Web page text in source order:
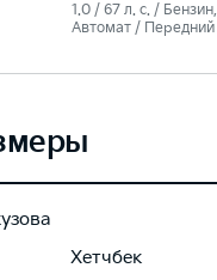
1.0 / 67 л. c. / Бензин,
Автомат / Передний
Хетчбек